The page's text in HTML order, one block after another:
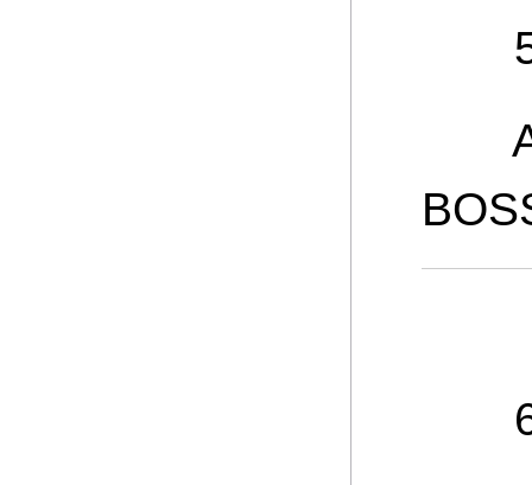
5
A
6